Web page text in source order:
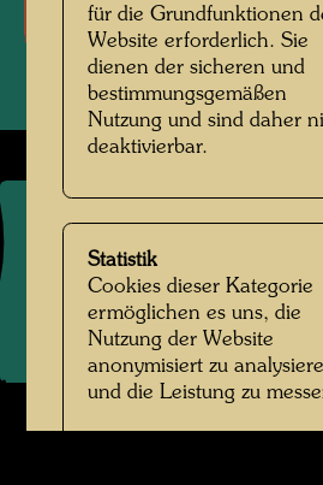
Literatur:
©2026
Die Hundertwasser
Kontakt . Datenschutz
für die Grundfunktionen
Website erforderlich. Sie
dienen der sicheren und
bestimmungsgemäßen
Nutzung und sind daher
deaktivierbar.
Statistik
Cookies dieser Kategorie
ermöglichen es uns, die
Nutzung der Website
anonymisiert zu
und die Leistung zu